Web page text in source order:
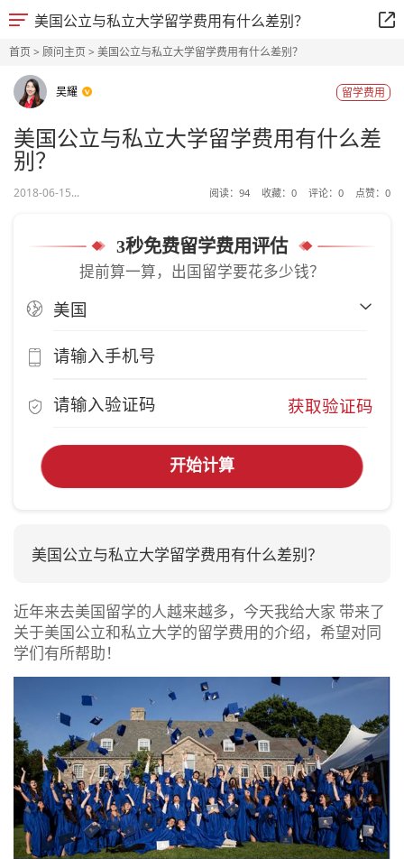
美国公立与私立大学留学费用有什么差别？
首页> 顾问主页> 美国公立与私立大学留学费用有什么差别？
吴耀 留学费用
美国公立与私立大学留学费用有什么差
别？
2018-06-15... 阅读： 94 收藏： 0 评论： 0 点赞： 0
3秒免费留学费用评估
提前算一算，出国留学要花多少钱？
获取验证码
开始计算
美国公立与私立大学留学费用有什么差别？
近年来去美国留学的人越来越多，今天我给大家 带来了
关于美国公立和私立大学的留学费用的介绍，希望对同
学们有所帮助！